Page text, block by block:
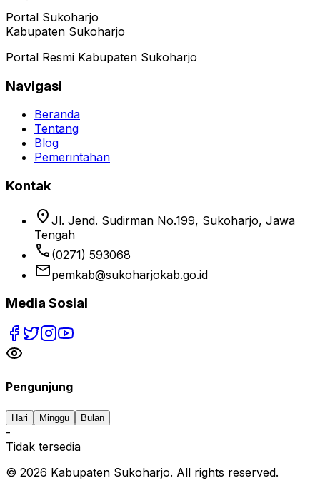
Portal Sukoharjo
Kabupaten Sukoharjo
Portal Resmi Kabupaten Sukoharjo
Navigasi
Beranda
Tentang
Blog
Pemerintahan
Kontak
location_on Jl. Jend. Sudirman No.199, Sukoharjo, Jawa
Tengah
phone (0271) 593068
emailpemkab@sukoharjokab.go.id
Media Sosial
Pengunjung
Hari Minggu Bulan
-
Tidak tersedia
© 2026 Kabupaten Sukoharjo. All rights reserved.